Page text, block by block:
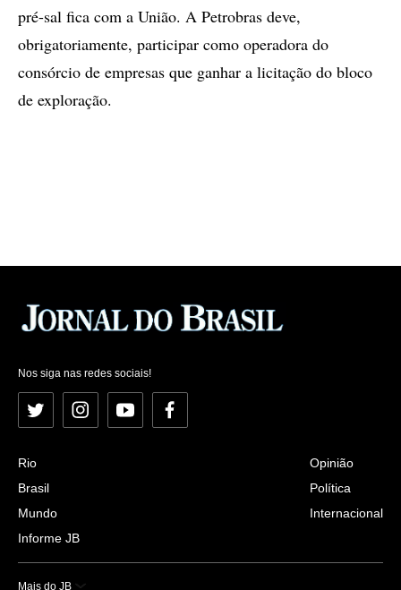
pré-sal fica com a União. A Petrobras deve,
obrigatoriamente, participar como operadora do
consórcio de empresas que ganhar a licitação do bloco
de exploração.
Nos siga nas redes sociais!
Twitter InstagramYouTubeFacebook
Rio
Brasil
Mundo
Informe JB
Opinião
Política
Internacional
Mais do JB